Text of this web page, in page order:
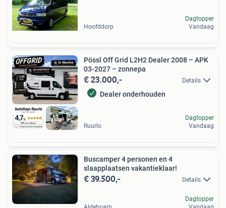
Hoofddorp
Dagtopper
Vandaag
Pössl Off Grid L2H2 Dealer 2008 – APK
03-2027 – zonnepa
€ 23.000,- Details
Dealer onderhouden
Ruurlo
Dagtopper
Vandaag
Buscamper 4 personen en 4
slaapplaatsen vakantieklaar!
€ 39.500,- Details
Dagtopper